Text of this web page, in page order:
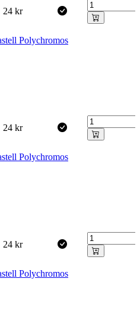
24 kr
Polychromos
24 kr
Polychromos
24 kr
Polychromos